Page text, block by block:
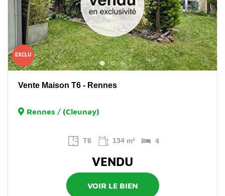
EXCLU
Vente Maison T6 - Rennes
Rennes / (Cleunay)
T6 134 m² 4
VENDU
VOIR LE BIEN